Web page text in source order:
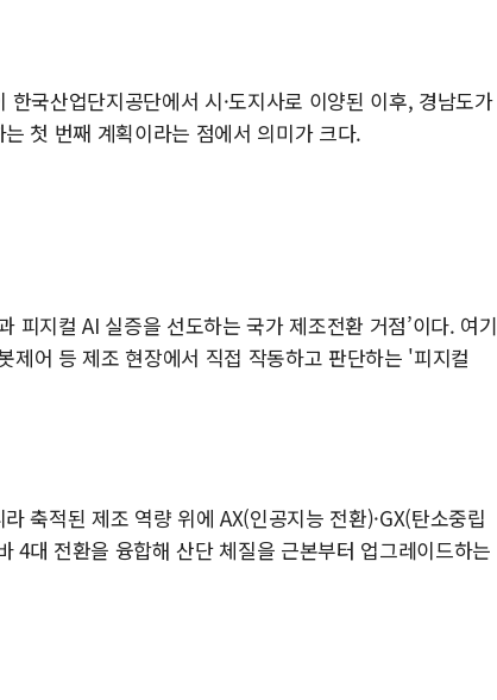
국산업단지공단에서 시·도지사로 이양된 이후, 경남도가
첫 번째 계획이라는 점에서 의미가 크다.
피지컬 AI 실증을 선도하는 국가 제조전환 거점’이다. 여기
제어 등 제조 현장에서 직접 작동하고 판단하는 '피지컬
축적된 제조 역량 위에 AX(인공지능 전환)·GX(탄소중립
4대 전환을 융합해 산단 체질을 근본부터 업그레이드하는